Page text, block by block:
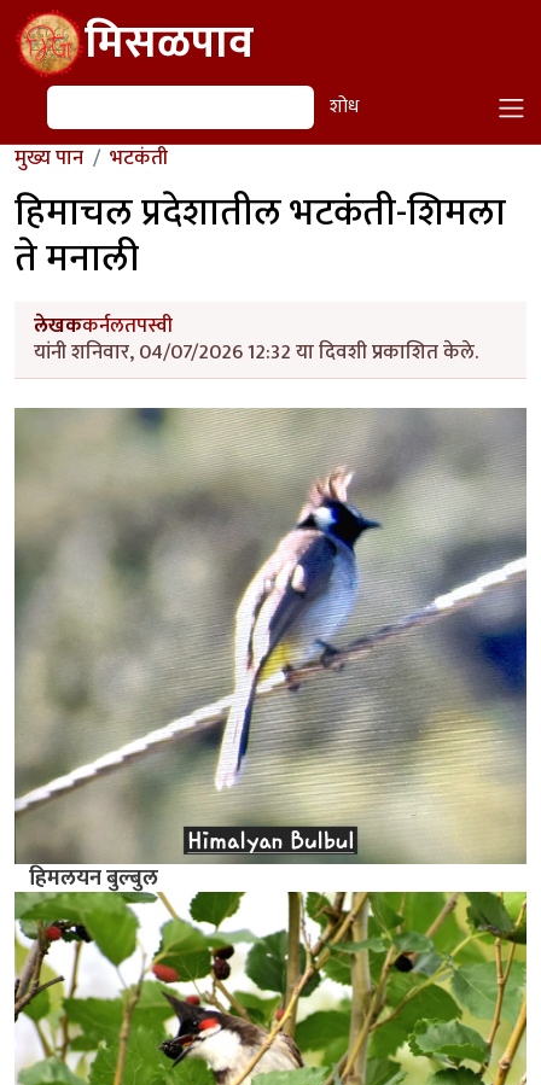
Skip to main contentमिसळपाव
शोध शोध
मुख्य पान भटकंती
हिमाचल प्रदेशातील भटकंती-शिमला
ते मनाली
लेखककर्नलतपस्वी
यांनी शनिवार, 04/07/2026 12:32 या दिवशी प्रकाशित केले.
हिमलयन बुल्बुल